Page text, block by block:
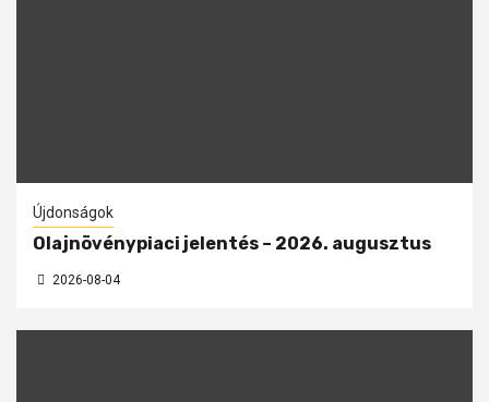
Újdonságok
Olajnövénypiaci jelentés – 2026. augusztus
2026-08-04